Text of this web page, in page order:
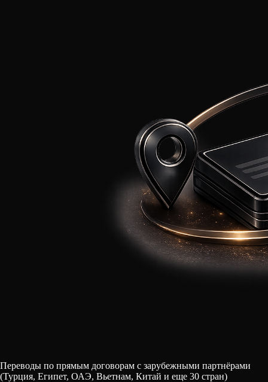
Переводы по прямым договорам с зарубежными партнёрами
(Турция, Египет, ОАЭ, Вьетнам, Китай и еще 30 стран)